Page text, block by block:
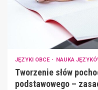
JĘZYKI OBCE NAUKA
Tworzenie słów
podstawowego –